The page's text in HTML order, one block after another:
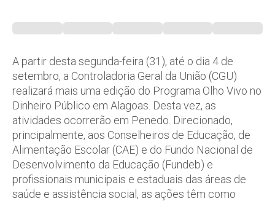
A partir desta segunda-feira (31), até o dia 4 de
setembro, a Controladoria Geral da União (CGU)
realizará mais uma edição do Programa Olho Vivo no
Dinheiro Público em Alagoas. Desta vez, as
atividades ocorrerão em Penedo. Direcionado,
principalmente, aos Conselheiros de Educação, de
Alimentação Escolar (CAE) e do Fundo Nacional de
Desenvolvimento da Educação (Fundeb) e
profissionais municipais e estaduais das áreas de
saúde e assistência social, as ações têm como